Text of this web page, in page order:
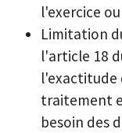
l'exercice
Limitation
l'article 18
l'exactitude
traitement
besoin des